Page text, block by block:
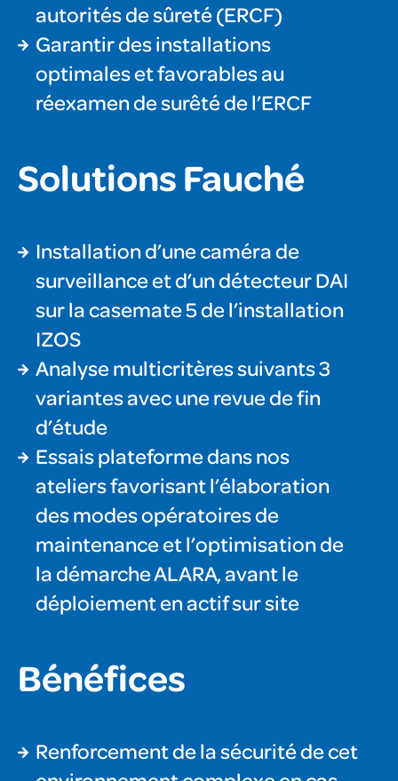
autorités de sûreté (ERCF)
Garantir des installations
optimales et favorables au
réexamen de surêté de l’ERCF
Solutions Fauché
Installation d’une caméra de
surveillance et d’un détecteur DAI
sur la casemate 5 de l’installation
IZOS
Analyse multicritères suivants 3
variantes avec une revue de fin
d’étude
Essais plateforme dans nos
ateliers favorisant l’élaboration
des modes opératoires de
maintenance et l’optimisation de
la démarche ALARA, avant le
déploiement en actif sur site
Bénéfices
Renforcement de la sécurité de cet